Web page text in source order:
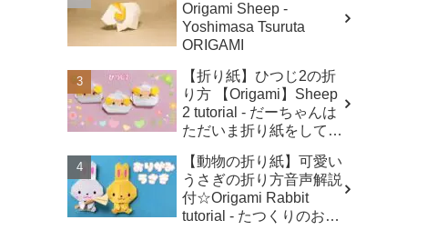
Origami Sheep -
Yoshimasa Tsuruta
ORIGAMI
【折り紙】ひつじ2の折
り方 【Origami】Sheep
2 tutorial - だーちゃんは
ただいま折り紙をしてま
【動物の折り紙】可愛い
うさぎの折り方音声解説
付☆Origami Rabbit
tutorial - たつくりのおり